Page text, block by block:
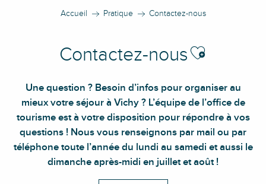
Accueil Pratique Contactez-nous
Contactez-nous Ajouter aux
Une question ? Besoin d’infos pour organiser au
mieux votre séjour à Vichy ? L’équipe de l’office de
tourisme est à votre disposition pour répondre à vos
questions ! Nous vous renseignons par mail ou par
téléphone toute l’année du lundi au samedi et aussi le
dimanche après-midi en juillet et août !